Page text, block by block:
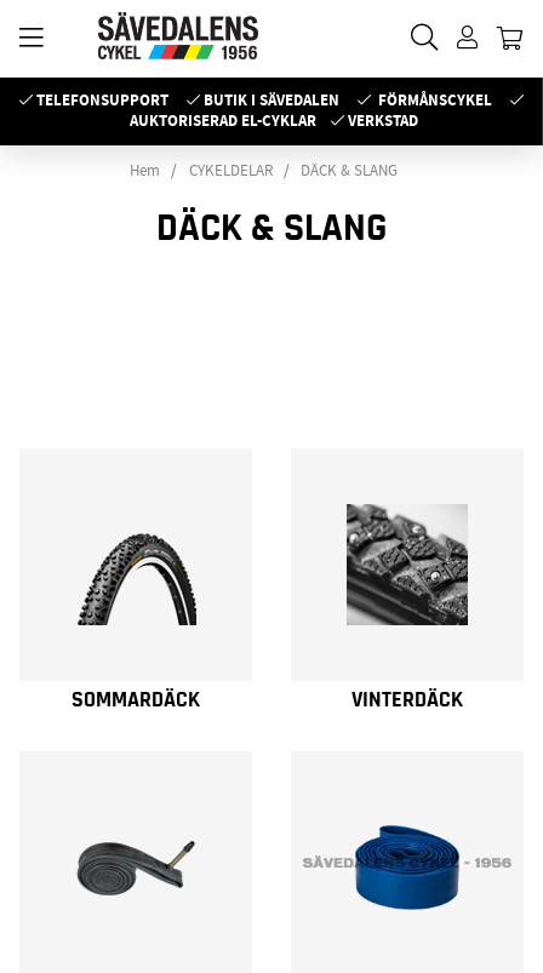
TELEFONSUPPORT BUTIK I SÄVEDALEN
FÖRMÅNSCYKEL
AUKTORISERAD EL-CYKLAR
VERKSTAD
Hem CYKELDELAR DÄCK & SLANG
DÄCK & SLANG
SOMMARDÄCK VINTERDÄCK